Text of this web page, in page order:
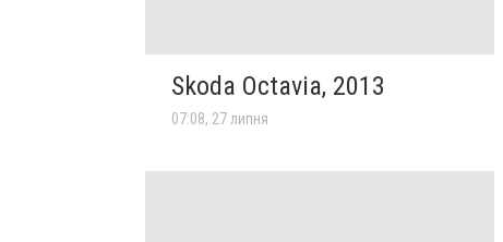
Skoda Octavia, 2013
07:08, 27 липня